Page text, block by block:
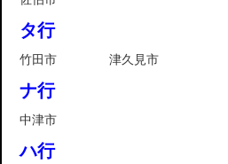
タ行
竹田市 津久見市
ナ行
中津市
ハ行